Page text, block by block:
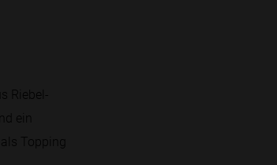
Riebel-
ein
Topping